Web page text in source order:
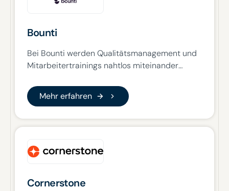
Bounti
Bei Bounti werden Qualitätsmanagement und
Mitarbeitertrainings nahtlos miteinander
entwickelte Plattform nutzt KI, um das
Onboarding zu beschleunigen, konsistente
dynamisches, interaktives Lernen zu stärken.
Mehr erfahren
Mehr erfahren
Cornerstone